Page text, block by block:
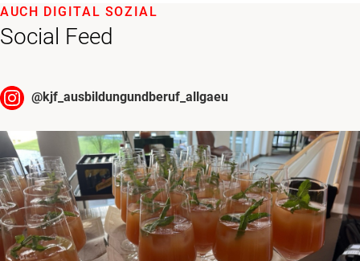
Social Feed
AUCH DIGITAL SOZIAL
@kjf_ausbildungundberuf_allgaeu